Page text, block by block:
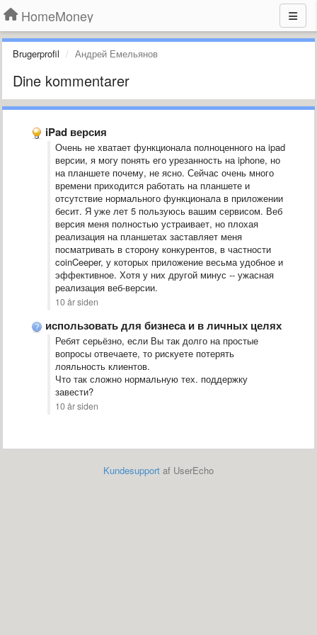
HomeMoney
Brugerprofil Андрей Емельянов
Dine kommentarer
iPad версия
Очень не хватает функционала полноценного на ipad
версии, я могу понять его урезанность на iphone, но
на планшете почему, не ясно. Сейчас очень много
времени приходится работать на планшете и
отсутствие нормального функционала в приложении
бесит. Я уже лет 5 пользуюсь вашим сервисом. Веб
версия меня полностью устраивает, но плохая
реализация на планшетах заставляет меня
посматривать в сторону конкурентов, в частности
coinCeeper, у которых приложение весьма удобное и
эффективное. Хотя у них другой минус -- ужасная
реализация веб-версии.
10 år siden
использовать для бизнеса и в личных целях
Ребят серьёзно, если Вы так долго на простые
вопросы отвечаете, то рискуете потерять
лояльность клиентов.
Что так сложно нормальную тех. поддержку
завести?
10 år siden
Kundesupport af UserEcho